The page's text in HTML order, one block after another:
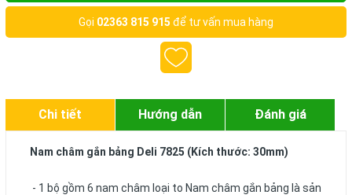
Gọi 02363 815 915 để tư vấn mua hàng
Chi tiết Hướng dẫn Đánh giá
Nam châm gắn bảng Deli 7825 (Kích thước: 30mm)
- 1 bộ gồm 6 nam châm loại to Nam châm gắn bảng là sản